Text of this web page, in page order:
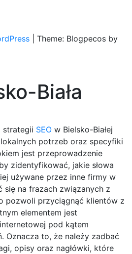
Theme: Blogpecos by
Biała
strategii SEO w Bielsko-Białej
potrzeb oraz specyfiki
jest przeprowadzenie
zidentyfikować, jakie słowa
używane przez inne firmy w
się na frazach związanych z
pozwoli przyciągnąć klientów z
elementem jest
pod kątem
Oznacza to, że należy zadbać
opisy oraz nagłówki, które